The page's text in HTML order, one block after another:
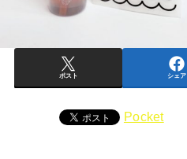
ポスト シェア
Pocket